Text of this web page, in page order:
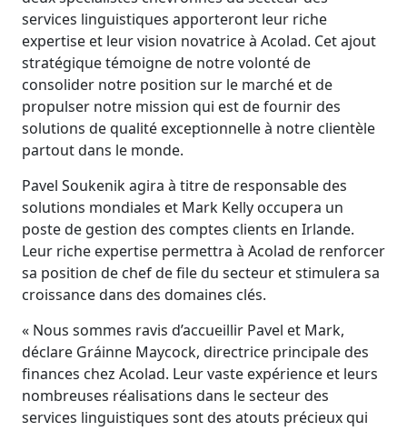
Industrie Manufacturière
Finance
Juridique
Défense & Sécurité
Tous les secteurs
Découvrez Lia
Traduction IA rapide, intelligente et évolutive
services linguistiques apporteront leur riche
expertise et leur vision novatrice à Acolad. Cet ajout
stratégique témoigne de notre volonté de
consolider notre position sur le marché et de
propulser notre mission qui est de fournir des
solutions de qualité exceptionnelle à notre clientèle
partout dans le monde.
Pavel Soukenik agira à titre de responsable des
solutions mondiales et Mark Kelly occupera un
poste de gestion des comptes clients en Irlande.
Leur riche expertise permettra à Acolad de renforcer
sa position de chef de file du secteur et stimulera sa
croissance dans des domaines clés.
« Nous sommes ravis d’accueillir Pavel et Mark,
déclare Gráinne Maycock, directrice principale des
finances chez Acolad. Leur vaste expérience et leurs
nombreuses réalisations dans le secteur des
services linguistiques sont des atouts précieux qui